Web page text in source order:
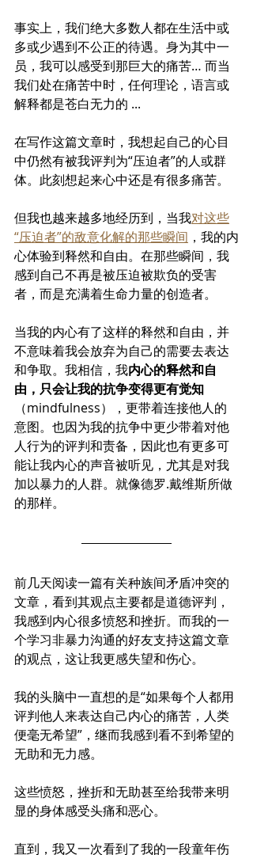
事实上，我们绝大多数人都在生活中或
多或少遇到不公正的待遇。身为其中一
员，我可以感受到那巨大的痛苦… 而当
我们处在痛苦中时，任何理论，语言或
解释都是苍白无力的 ...
在写作这篇文章时，我想起自己的心目
中仍然有被我评判为“压迫者”的人或群
体。此刻想起来心中还是有很多痛苦。
但我也越来越多地经历到，当我对这些
“压迫者”的敌意化解的那些瞬间 ，我的内
心体验到释然和自由。在那些瞬间，我
感到自己不再是被压迫被欺负的受害
者，而是充满着生命力量的创造者。
当我的内心有了这样的释然和自由，并
不意味着我会放弃为自己的需要去表达
和争取。我相信，我内心的释然和自
由，只会让我的抗争变得更有觉知
（mindfulness），更带着连接他人的
意图。也因为我的抗争中更少带着对他
人行为的评判和责备，因此也有更多可
能让我内心的声音被听见，尤其是对我
加以暴力的人群。就像德罗.戴维斯所做
的那样。
前几天阅读一篇有关种族间矛盾冲突的
文章，看到其观点主要都是道德评判，
我感到内心很多愤怒和挫折。而我的一
个学习非暴力沟通的好友支持这篇文章
的观点，这让我更感失望和伤心。
我的头脑中一直想的是“如果每个人都用
评判他人来表达自己内心的痛苦，人类
便毫无希望”，继而我感到看不到希望的
无助和无力感。
这些愤怒，挫折和无助甚至给我带来明
显的身体感受头痛和恶心。
直到，我又一次看到了我的一段童年伤